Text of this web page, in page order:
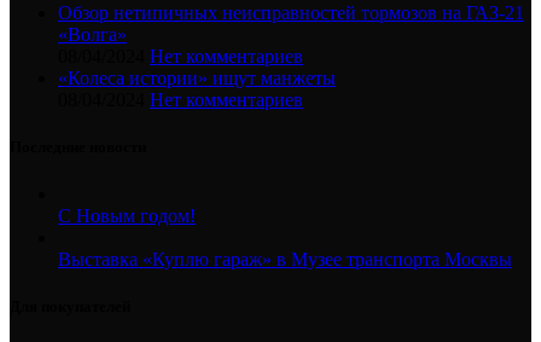
Обзор нетипичных неисправностей тормозов на ГАЗ-21
«Волга»
Нет комментариев
«Колеса истории» ищут манжеты
Нет комментариев
С Новым годом!
Выставка «Куплю гараж» в Музее транспорта Москвы